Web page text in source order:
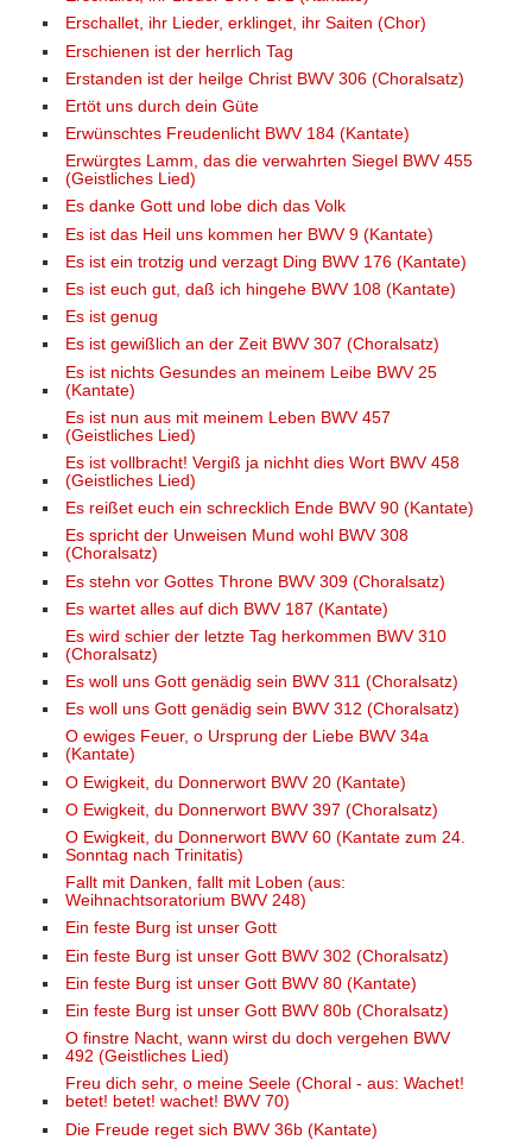
Erschallet, ihr Lieder, erklinget, ihr Saiten (Chor)
Erschienen ist der herrlich Tag
Erstanden ist der heilge Christ BWV 306 (Choralsatz)
Ertöt uns durch dein Güte
Erwünschtes Freudenlicht BWV 184 (Kantate)
Erwürgtes Lamm, das die verwahrten Siegel BWV 455
(Geistliches Lied)
Es danke Gott und lobe dich das Volk
Es ist das Heil uns kommen her BWV 9 (Kantate)
Es ist ein trotzig und verzagt Ding BWV 176 (Kantate)
Es ist euch gut, daß ich hingehe BWV 108 (Kantate)
Es ist genug
Es ist gewißlich an der Zeit BWV 307 (Choralsatz)
Es ist nichts Gesundes an meinem Leibe BWV 25
(Kantate)
Es ist nun aus mit meinem Leben BWV 457
(Geistliches Lied)
Es ist vollbracht! Vergiß ja nichht dies Wort BWV 458
(Geistliches Lied)
Es reißet euch ein schrecklich Ende BWV 90 (Kantate)
Es spricht der Unweisen Mund wohl BWV 308
(Choralsatz)
Es stehn vor Gottes Throne BWV 309 (Choralsatz)
Es wartet alles auf dich BWV 187 (Kantate)
Es wird schier der letzte Tag herkommen BWV 310
(Choralsatz)
Es woll uns Gott genädig sein BWV 311 (Choralsatz)
Es woll uns Gott genädig sein BWV 312 (Choralsatz)
O ewiges Feuer, o Ursprung der Liebe BWV 34a
(Kantate)
O Ewigkeit, du Donnerwort BWV 20 (Kantate)
O Ewigkeit, du Donnerwort BWV 397 (Choralsatz)
O Ewigkeit, du Donnerwort BWV 60 (Kantate zum 24.
Sonntag nach Trinitatis)
Fallt mit Danken, fallt mit Loben (aus:
Weihnachtsoratorium BWV 248)
Ein feste Burg ist unser Gott
Ein feste Burg ist unser Gott BWV 302 (Choralsatz)
Ein feste Burg ist unser Gott BWV 80 (Kantate)
Ein feste Burg ist unser Gott BWV 80b (Choralsatz)
O finstre Nacht, wann wirst du doch vergehen BWV
492 (Geistliches Lied)
Freu dich sehr, o meine Seele (Choral - aus: Wachet!
betet! betet! wachet! BWV 70)
Die Freude reget sich BWV 36b (Kantate)